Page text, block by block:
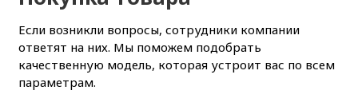
Если возникли вопросы, сотрудники компании
ответят на них. Мы поможем подобрать
качественную модель, которая устроит вас по всем
параметрам.